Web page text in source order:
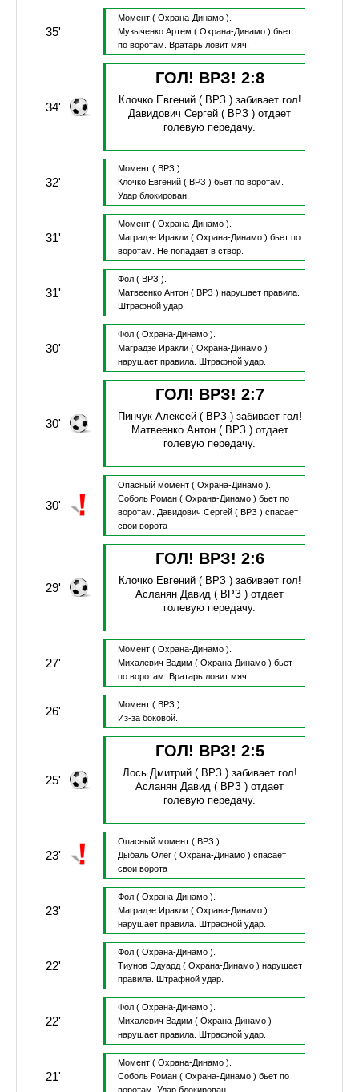
35'
Момент ( Охрана-Динамо ).
Музыченко Артем ( Охрана-Динамо ) бьет
по воротам.
Вратарь ловит мяч.
34'
ГОЛ! ВРЗ! 2:8
Клочко Евгений( ВРЗ ) забивает гол!
Давидович Сергей ( ВРЗ )отдает
голевую передачу.
32'
Момент ( ВРЗ ).
Клочко Евгений( ВРЗ ) бьет по воротам.
Удар блокирован.
31'
Момент ( Охрана-Динамо ).
Маградзе Иракли( Охрана-Динамо ) бьет по
воротам.
Не попадает в створ.
31'
Фол ( ВРЗ ).
Матвеенко Антон( ВРЗ ) нарушает правила.
Штрафной удар.
30'
Фол ( Охрана-Динамо ).
Маградзе Иракли( Охрана-Динамо )
нарушает правила.
Штрафной удар.
30'
ГОЛ! ВРЗ! 2:7
Пинчук Алексей( ВРЗ ) забивает гол!
Матвеенко Антон( ВРЗ ) отдает
голевую передачу.
30'
Опасный момент ( Охрана-Динамо ).
Соболь Роман( Охрана-Динамо ) бьет по
воротам.
Давидович Сергей( ВРЗ ) спасает
свои ворота
29'
ГОЛ! ВРЗ! 2:6
Клочко Евгений( ВРЗ ) забивает гол!
Асланян Давид ( ВРЗ )отдает
голевую передачу.
27'
Момент ( Охрана-Динамо ).
Михалевич Вадим ( Охрана-Динамо ) бьет
по воротам.
Вратарь ловит мяч.
26' Момент ( ВРЗ ).
Из-за боковой.
25'
ГОЛ! ВРЗ! 2:5
Лось Дмитрий( ВРЗ ) забивает гол!
Асланян Давид ( ВРЗ )отдает
голевую передачу.
23'
Опасный момент ( ВРЗ ).
Дыбаль Олег( Охрана-Динамо ) спасает
свои ворота
23'
Фол ( Охрана-Динамо ).
Маградзе Иракли( Охрана-Динамо )
нарушает правила.
Штрафной удар.
22'
Фол ( Охрана-Динамо ).
Тиунов Эдуард( Охрана-Динамо ) нарушает
правила.
Штрафной удар.
22'
Фол ( Охрана-Динамо ).
Михалевич Вадим ( Охрана-Динамо )
нарушает правила.
Штрафной удар.
21'
Момент ( Охрана-Динамо ).
Соболь Роман( Охрана-Динамо ) бьет по
воротам. Удар блокирован.